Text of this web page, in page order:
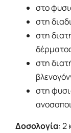
στο
στη
στη
στη
στη
Δοσολογία: 2